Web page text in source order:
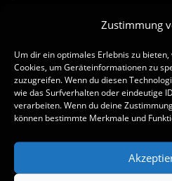
Zustimmung
Um dir ein optimales Erlebnis zu
Cookies, um Geräteinformationen zu
zuzugreifen. Wenn du diesen
wie das Surfverhalten oder eindeutige
verarbeiten. Wenn du deine
können bestimmte Merkmale und
Schreibe einen